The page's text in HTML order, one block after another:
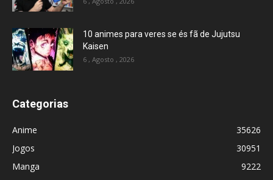
10 animes para veres se és fã de Jujutsu
Kaisen
6 , Agosto , 2026
Categorias
Anime
35626
Jogos
30951
Manga
9222